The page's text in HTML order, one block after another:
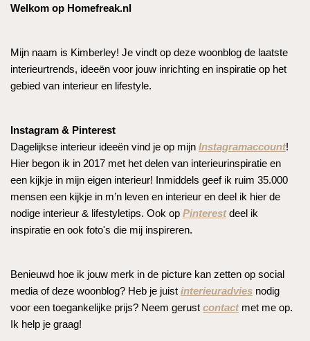
Welkom op Homefreak.nl
Mijn naam is Kimberley! Je vindt op deze woonblog de laatste
interieurtrends, ideeën voor jouw inrichting en inspiratie op het
gebied van interieur en lifestyle.
Instagram & Pinterest
Dagelijkse interieur ideeën vind je op mijn Instagramaccount!
Hier begon ik in 2017 met het delen van interieurinspiratie en
een kijkje in mijn eigen interieur! Inmiddels geef ik ruim 35.000
mensen een kijkje in m’n leven en interieur en deel ik hier de
nodige interieur & lifestyletips. Ook op Pinterestdeel ik
inspiratie en ook foto's die mij inspireren.
Benieuwd hoe ik jouw merk in de picture kan zetten op social
media of deze woonblog? Heb je juist interieuradvies nodig
voor een toegankelijke prijs? Neem gerust contactmet me op.
Ik help je graag!